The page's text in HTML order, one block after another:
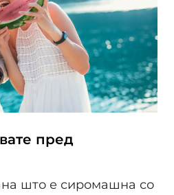
пред
што е сиромашна со